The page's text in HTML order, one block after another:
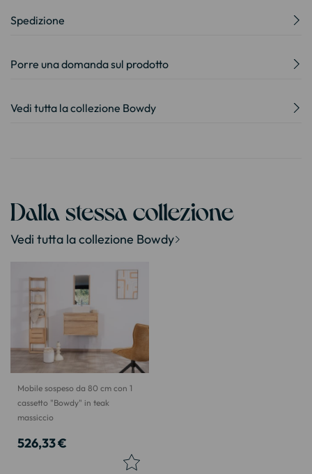
Spedizione
Porre una domanda sul prodotto
Vedi tutta la collezione Bowdy
Dalla stessa collezione
Vedi tutta la collezione Bowdy
Mobile sospeso da 80 cm con 1
cassetto "Bowdy" in teak
massiccio
526,33 €